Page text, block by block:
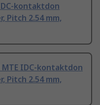
kontaktdon
Pitch 2.54 mm,
MTE IDC-kontaktdon
Pitch 2.54 mm,